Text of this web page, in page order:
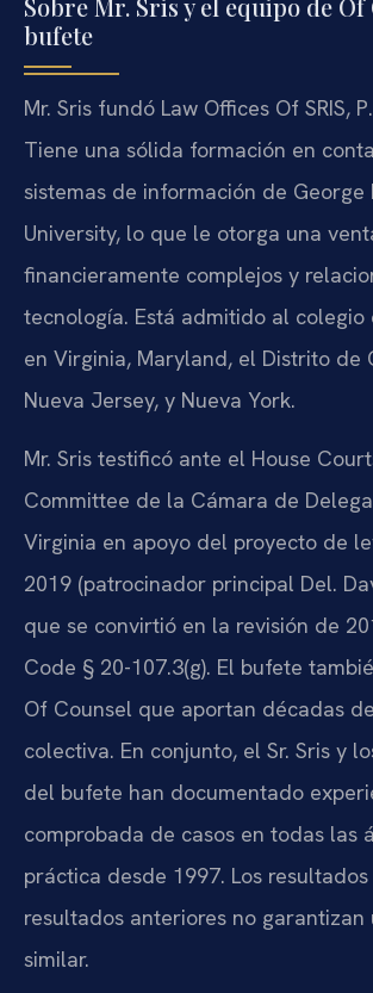
bufete
Mr. Sris fundó Law Offices Of SRIS,
Tiene una sólida formación en
sistemas de información de George
University, lo que le otorga una
financieramente complejos y
tecnología. Está admitido al colegio
en Virginia, Maryland, el Distrito de
Nueva Jersey, y Nueva York.
Mr. Sris testificó ante el House
Committee de la Cámara de
Virginia en apoyo del proyecto de
2019 (patrocinador principal Del.
que se convirtió en la revisión de
Code § 20-107.3(g). El bufete
Of Counsel que aportan décadas
colectiva. En conjunto, el Sr. Sris y
del bufete han documentado
comprobada de casos en todas las
práctica desde 1997. Los
resultados anteriores no garantizan
similar.